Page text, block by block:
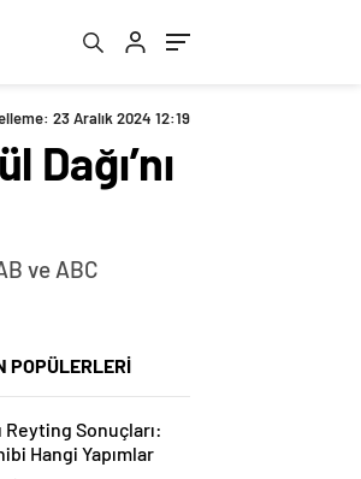
23 Aralık 2024 12:19
ve ABC
POPÜLERLERİ
Reyting Sonuçları:
Hangi Yapımlar